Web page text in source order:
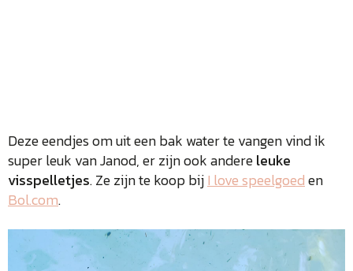
Deze eendjes om uit een bak water te vangen vind ik
super leuk van Janod, er zijn ook andereleuke
visspelletjes. Ze zijn te koop bijI love speelgoeden
Bol.com.